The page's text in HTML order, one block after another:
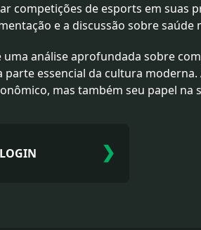
competições de esports em suas
e a discussão sobre
uma análise aprofundada sobre
essencial da cultura
mas também seu papel
❯